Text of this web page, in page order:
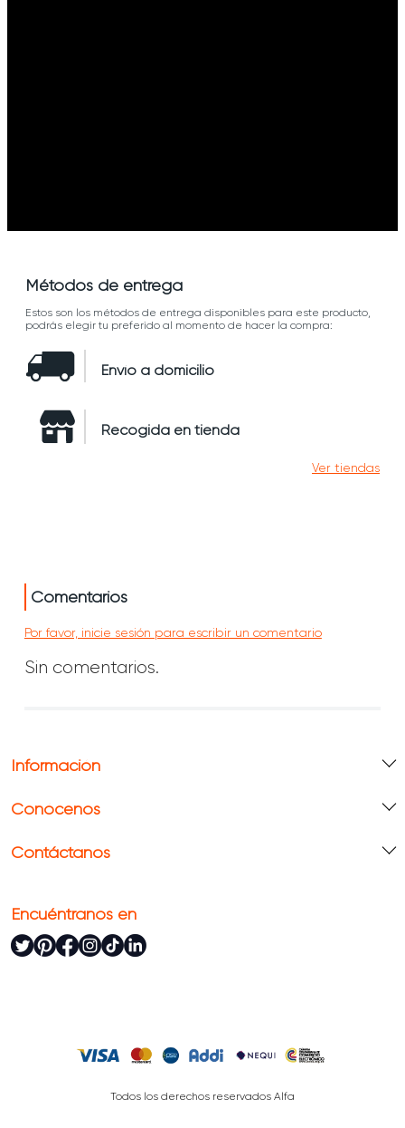
Métodos de entrega
Estos son los métodos de entrega disponibles para este producto,
podrás elegir tu preferido al momento de hacer la compra:
Envío a domicilio
Recogida en tienda
Ver tiendas
Comentarios
Por favor, inicie sesión para escribir un comentario
Sin comentarios.
Información
Conócenos
Contáctanos
Encuéntranos en
Todos los derechos reservados Alfa